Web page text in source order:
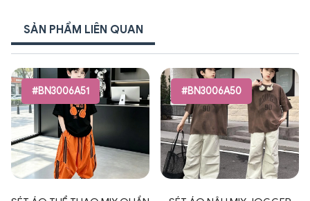
SẢN PHẨM LIÊN QUAN
#BN3006A51 #BN3006A50